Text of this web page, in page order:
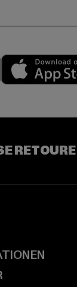
Play market
RETOURE